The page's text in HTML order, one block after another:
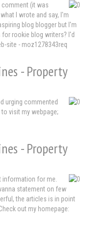
comment (it was
I wrote and say, I'm
blog blogger but I'm
rookie blog writers? I'd
site - moz1278343req
- Property
urging commented
to visit my webpage;
- Property
information for me.
statement on few
the articles is in point
out my homepage: